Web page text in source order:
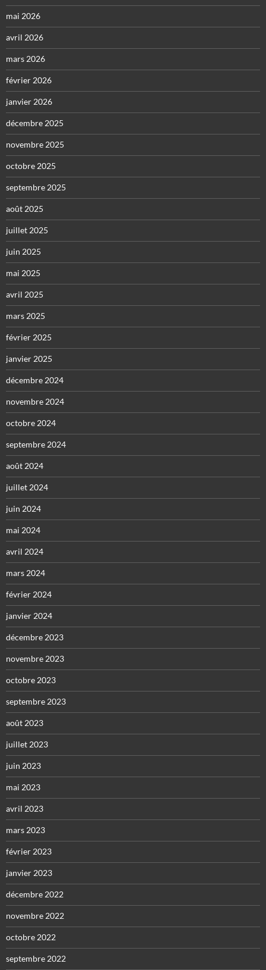
mai 2026
avril 2026
mars 2026
février 2026
janvier 2026
décembre 2025
novembre 2025
octobre 2025
septembre 2025
août 2025
juillet 2025
juin 2025
mai 2025
avril 2025
mars 2025
février 2025
janvier 2025
décembre 2024
novembre 2024
octobre 2024
septembre 2024
août 2024
juillet 2024
juin 2024
mai 2024
avril 2024
mars 2024
février 2024
janvier 2024
décembre 2023
novembre 2023
octobre 2023
septembre 2023
août 2023
juillet 2023
juin 2023
mai 2023
avril 2023
mars 2023
février 2023
janvier 2023
décembre 2022
novembre 2022
octobre 2022
septembre 2022